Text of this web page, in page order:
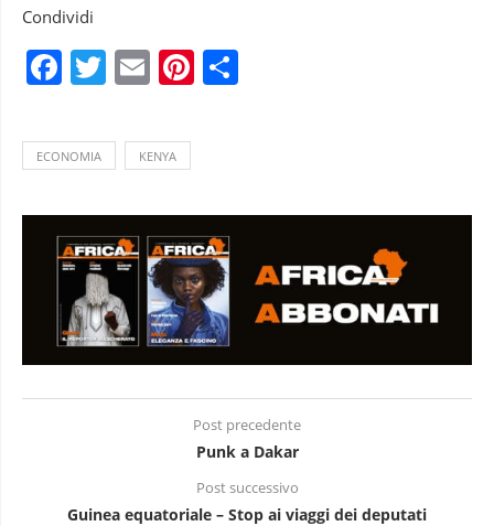
Condividi
Facebook
Twitter
EmailPinterest
ECONOMIA KENYA
Post precedente
Punk a Dakar
Post successivo
Guinea equatoriale – Stop ai viaggi dei deputati